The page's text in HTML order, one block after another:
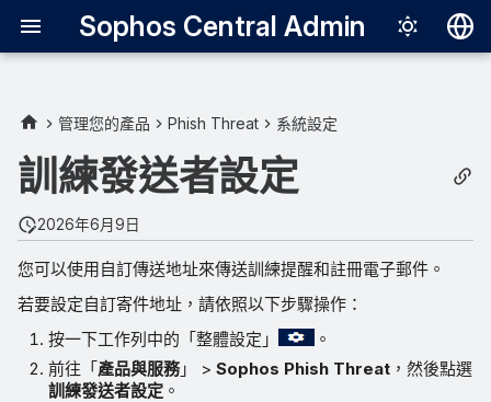
Sophos Central Admin
Italiano
日本語
Português
訓練提醒電子郵件的發送間隔
管理您的產品 Phish Threat 系統設定
訓練發送者設定
2026年6月9日
您可以使用自訂傳送地址來傳送訓練提醒和註冊電子郵件。
若要設定自訂寄件地址，請依照以下步驟操作：
按一下工作列中的「整體設定」
。
前往「產品與服務」 >Sophos Phish Threat ，然後點選
訓練發送者設定 。